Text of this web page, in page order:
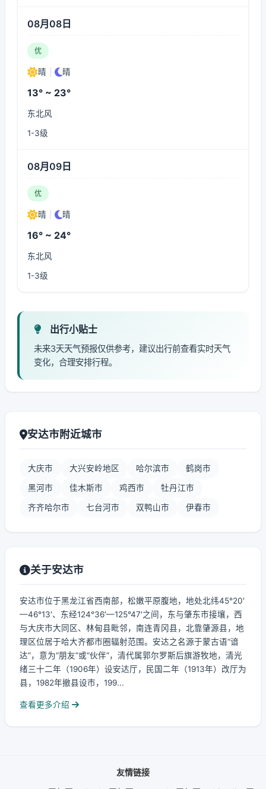
08月08日
优
晴 晴
13° ~ 23°
东北风
1-3级
08月09日
优
晴 晴
16° ~ 24°
东北风
1-3级
出行小贴士
未来3天天气预报仅供参考，建议出行前查看实时天气
变化，合理安排行程。
安达市附近城市
大庆市 大兴安岭地区 哈尔滨市 鹤岗市
黑河市 佳木斯市 鸡西市 牡丹江市
齐齐哈尔市 七台河市 双鸭山市 伊春市
关于安达市
安达市位于黑龙江省西南部，松嫩平原腹地，地处北纬45°20′
—46°13′、东经124°36′—125°47′之间，东与肇东市接壤，西
与大庆市大同区、林甸县毗邻，南连青冈县，北靠肇源县，地
理区位居于哈大齐都市圈辐射范围。安达之名源于蒙古语“谙
达”，意为“朋友”或“伙伴”，清代属郭尔罗斯后旗游牧地，清光
绪三十二年（1906年）设安达厅，民国二年（1913年）改厅为
县，1982年撤县设市，199...
查看更多介绍
友情链接